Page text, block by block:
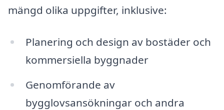
mängd olika uppgifter, inklusive:
Planering och design av bostäder och
kommersiella byggnader
Genomförande av
bygglovsansökningar och andra